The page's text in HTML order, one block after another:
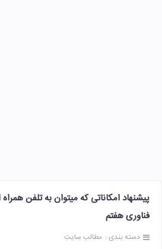
فناوری هفتم
دسته بندی : مطالب سایت